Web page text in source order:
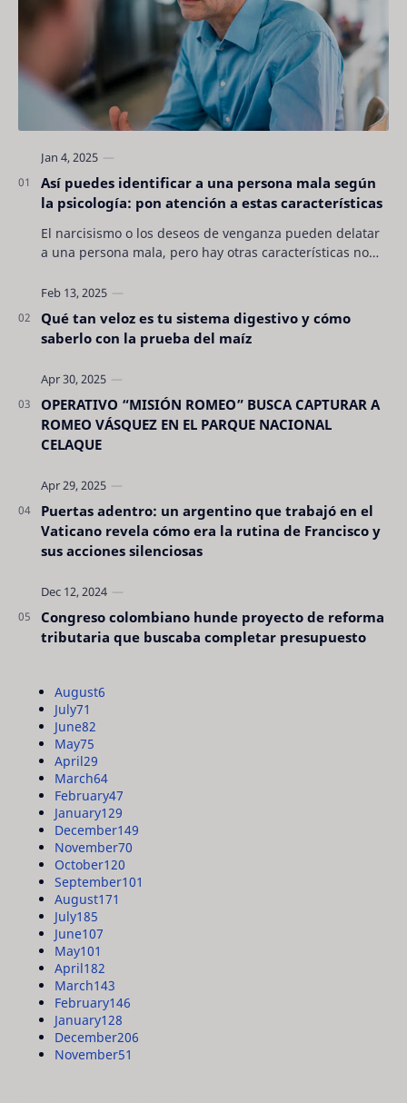
Así puedes identificar a una persona mala según
la psicología: pon atención a estas características
El narcisismo o los deseos de venganza pueden delatar
a una persona mala, pero hay otras características no
Qué tan veloz es tu sistema digestivo y cómo
saberlo con la prueba del maíz
OPERATIVO “MISIÓN ROMEO” BUSCA CAPTURAR A
ROMEO VÁSQUEZ EN EL PARQUE NACIONAL
CELAQUE
Puertas adentro: un argentino que trabajó en el
Vaticano revela cómo era la rutina de Francisco y
sus acciones silenciosas
Congreso colombiano hunde proyecto de reforma
tributaria que buscaba completar presupuesto
August6
July71
June82
May75
April29
March64
February47
January129
December149
November70
October120
September101
August171
July185
June107
May101
April182
March143
February146
January128
December206
November51